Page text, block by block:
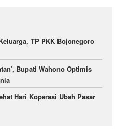
TP PKK Bojonegoro
Bupati Wahono Optimis
Hari Koperasi Ubah Pasar